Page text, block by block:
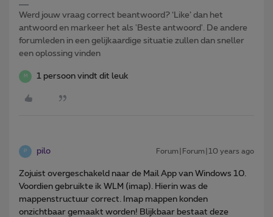
Werd jouw vraag correct beantwoord? ‘Like’ dan het
antwoord en markeer het als 'Beste antwoord'. De andere
forumleden in een gelijkaardige situatie zullen dan sneller
een oplossing vinden
M 1 persoon vindt dit leuk
P pilo Forum|Forum|10 years ago
Zojuist overgeschakeld naar de Mail App van Windows 10.
Voordien gebruikte ik WLM (imap). Hierin was de
mappenstructuur correct. Imap mappen konden
onzichtbaar gemaakt worden! Blijkbaar bestaat deze